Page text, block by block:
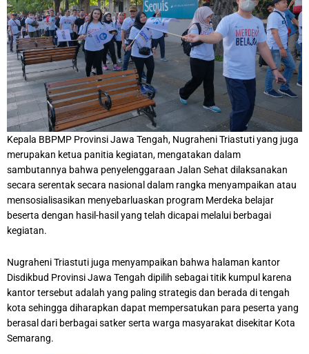
Kepala BBPMP Provinsi Jawa Tengah, Nugraheni Triastuti yang juga
merupakan ketua panitia kegiatan, mengatakan dalam
sambutannya bahwa penyelenggaraan Jalan Sehat dilaksanakan
secara serentak secara nasional dalam rangka menyampaikan atau
mensosialisasikan menyebarluaskan program Merdeka belajar
beserta dengan hasil-hasil yang telah dicapai melalui berbagai
kegiatan.
Nugraheni Triastuti juga menyampaikan bahwa halaman kantor
Disdikbud Provinsi Jawa Tengah dipilih sebagai titik kumpul karena
kantor tersebut adalah yang paling strategis dan berada di tengah
kota sehingga diharapkan dapat mempersatukan para peserta yang
berasal dari berbagai satker serta warga masyarakat disekitar Kota
Semarang.